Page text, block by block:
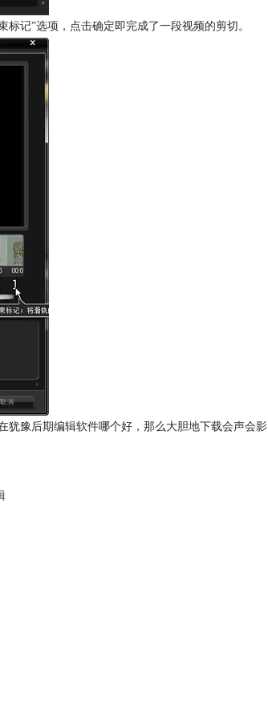
记”选项，点击确定即完成了一段视频的剪切。
犹豫后期编辑软件哪个好，那么大胆地下载会声会影